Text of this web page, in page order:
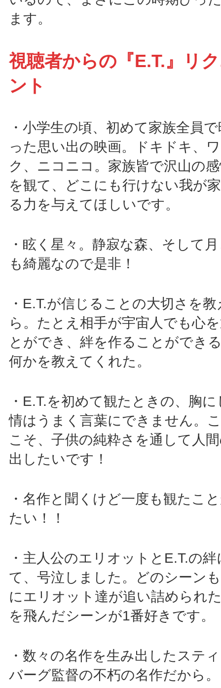
ます。
視聴者からの『E.T.』リ
ント
・小学生の頃、初めて家族全員
った思い出の映画。ドキドキ、
ク、ニコニコ。家族皆で沢山の
を観て、どこにも行けない我が
る力を与えてほしいです。
・眩く星々。静寂な森、そして
も綺麗なので是非！
・E.T.が信じることの大切さを
ら。たとえ相手が宇宙人でも心
とができ、絆を作ることができ
何かを教えてくれた。
・E.T.を初めて観たときの、胸
情はうまく言葉にできません。
こそ、子供の純粋さを通して人
出したいです！
・名作と聞くけど一度も観たこ
たい！！
・主人公のエリオットとE.T.の
て、号泣しました。どのシーン
にエリオット達が追い詰められ
を飛んだシーンが1番好きです。
・数々の名作を生み出したステ
バーグ監督の不朽の名作だから。